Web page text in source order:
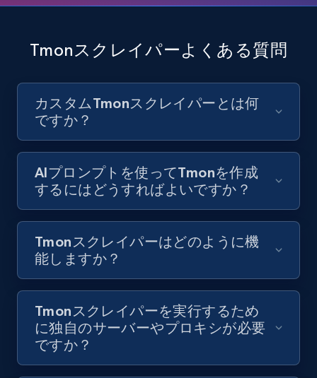
URL, Title, Youtuber, Youtuber md5, Video url,
keyword and then apply relevant video
filters
URL, Title, Youtuber, Youtuber md5, Video url,
8.1K+ 716+ 無料トライアル
Youtube - Videos posts - Collect YouTube
posts by hashtags
URL, Title, Youtuber, Youtuber md5, Video url,
Video length, Likes, Views, and more.
Tmonスクレイパーよくある質問
カスタムTmonスクレイパーとは何
ですか？
AIプロンプトを使ってTmonを作成
するにはどうすればよいですか？
Tmonスクレイパーはどのように機
能しますか？
Tmonスクレイパーを実行するため
に独自のサーバーやプロキシが必要
ですか？